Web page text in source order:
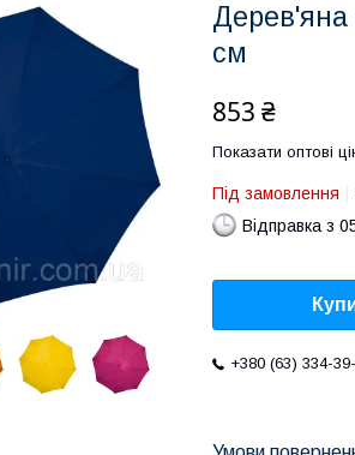
Дерев'яна
см
853 ₴
Показати оптові
Під замовлення
Відправка з
+380 (63) 334-